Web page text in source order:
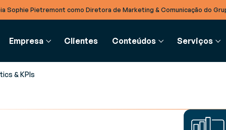
Sophie Pietremont como Diretora de Marketing & Comunicação do
CHAIN INTEGRAÇÃO B2B
Empresa
PARCEIROS
Clientes Conteúdos
GLOSSÁRIO
Serviços
SERVIÇOS
& KPIs